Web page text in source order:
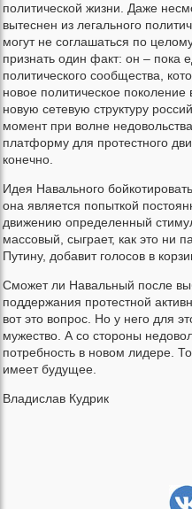
политической жизни. Даже
вытеснен из легального
могут не соглашаться по
признать один факт: он – пока
политического сообщества,
новое политическое
новую сетевую структуру
момент при волне
платформу для протестного
конечно.
Идея Навального
она является попыткой
движению определенный
массовый, сыграет, как это ни
Путину, добавит голосов в
Сможет ли Навальный после
поддержания протестной
вот это вопрос. Но у него для
мужество. А со стороны
потребность в новом лидере.
имеет будущее.
Владислав Кудрик